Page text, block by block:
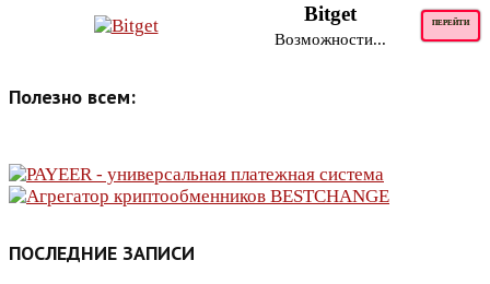
Bitget ПЕРЕЙТИ
Возможности...
Полезно всем:
ПОСЛЕДНИЕ ЗАПИСИ